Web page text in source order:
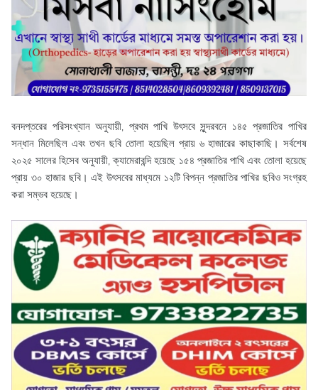
বনদপ্তরের পরিসংখ্যান অনুযায়ী, প্রথম পাখি উৎসবে সুন্দরবনে ১৪৫ প্রজাতির পাখির
সন্ধান মিলেছিল এবং তখন ছবি তোলা হয়েছিল প্রায় ৬ হাজারের কাছাকাছি। সর্বশেষ
২০২৫ সালের হিসেব অনুযায়ী, ক্যামেরাবন্দি হয়েছে ১৫৪ প্রজাতির পাখি এবং তোলা হয়েছে
প্রায় ৩০ হাজার ছবি। এই উৎসবের মাধ্যমে ১২টি বিপন্ন প্রজাতির পাখির ছবিও সংগ্রহ
করা সম্ভব হয়েছে।